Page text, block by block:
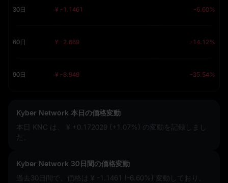
30日 ¥ -1.1461 -6.60%
60日 ¥ -2.669 -14.12%
90日 ¥ -8.949 -35.54%
Kyber Network 本日の価格変動
本日 KNC は、
¥ +0.172029 (+1.07%) の変動を記録しまし
た。
Kyber Network 30日間の価格変動
過去30日間で、価格は ¥ -1.1461 (-6.60%) 変動しており、